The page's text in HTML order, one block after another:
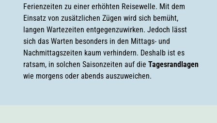
Ferienzeiten zu einer erhöhten Reisewelle. Mit dem
Einsatz von zusätzlichen Zügen wird sich bemüht,
langen Wartezeiten entgegenzuwirken. Jedoch lässt
sich das Warten besonders in den Mittags- und
Nachmittagszeiten kaum verhindern. Deshalb ist es
ratsam, in solchen Saisonzeiten auf die Tagesrandlagen
wie morgens oder abends auszuweichen.